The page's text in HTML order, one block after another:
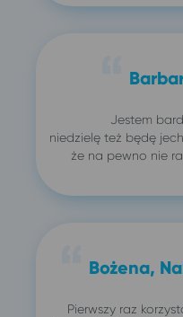
Jestem
niedzielę też będę
że na pewno nie
Bożena,
Pierwszy raz